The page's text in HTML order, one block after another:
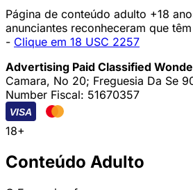
Página de conteúdo adulto +18
anunciantes reconheceram que
- Clique em 18 USC 2257
Advertising Paid Classified
Camara, No 20; Freguesia Da Se
Number Fiscal: 51670357
VISA
18+
Conteúdo Adulto